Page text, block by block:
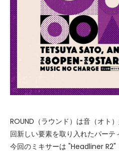
ROUND（ラウンド）は音（オト
回新しい要素を取り入れたパーテ
今回のミキサーは "Headliner